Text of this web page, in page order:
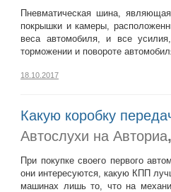
Пневматическая шина,
покрышки и камеры,
веса автомобиля, и все
торможении и повороте
18.10.2017
Какую коробку
Автослухи на Авториа,
При покупке своего первого
они интересуются, какую КПП
машинах лишь то, что на